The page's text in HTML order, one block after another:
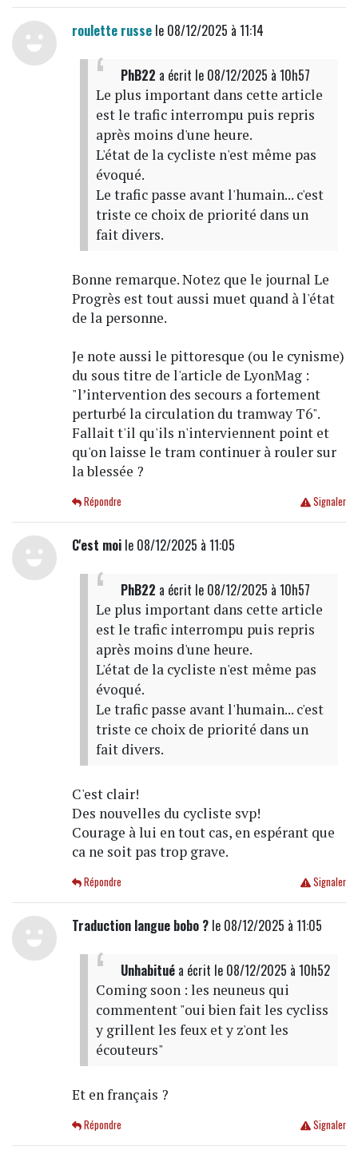
roulette russele 08/12/2025 à 11:14
PhB22 a écrit le 08/12/2025 à 10h57
Le plus important dans cette article
est le trafic interrompu puis repris
après moins d'une heure.
L'état de la cycliste n'est même pas
évoqué.
Le trafic passe avant l'humain... c'est
triste ce choix de priorité dans un
fait divers.
Bonne remarque. Notez que le journal Le
Progrès est tout aussi muet quand à l'état
de la personne.
Je note aussi le pittoresque (ou le cynisme)
du sous titre de l'article de LyonMag :
"l’intervention des secours a fortement
perturbé la circulation du tramway T6".
Fallait t'il qu'ils n'interviennent point et
qu'on laisse le tram continuer à rouler sur
la blessée ?
Signaler
Répondre
C'est moile 08/12/2025 à 11:05
PhB22 a écrit le 08/12/2025 à 10h57
Le plus important dans cette article
est le trafic interrompu puis repris
après moins d'une heure.
L'état de la cycliste n'est même pas
évoqué.
Le trafic passe avant l'humain... c'est
triste ce choix de priorité dans un
fait divers.
C'est clair!
Des nouvelles du cycliste svp!
Courage à lui en tout cas, en espérant que
ca ne soit pas trop grave.
Signaler
Répondre
Traduction langue bobo ?le 08/12/2025 à 11:05
Unhabituéa écrit le 08/12/2025 à 10h52
Coming soon : les neuneus qui
commentent "oui bien fait les cycliss
y grillent les feux et y z'ont les
écouteurs"
Et en français ?
Signaler
Répondre